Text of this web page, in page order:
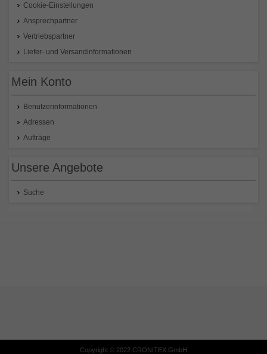
Cookie-Einstellungen
Ansprechpartner
Vertriebspartner
Liefer- und Versandinformationen
Mein Konto
Benutzerinformationen
Adressen
Aufträge
Unsere Angebote
Suche
Copyright © 2022 CRONITEX GmbH